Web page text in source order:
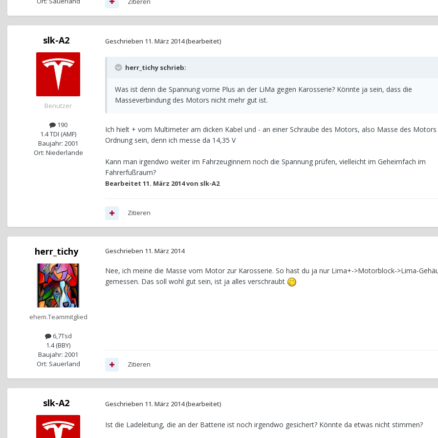
slk-A2
Benutzer
190
1.4 TDI (AMF)
Baujahr: 2001
Ort: Niederlande
Geschrieben 11. März 2014(bearbeitet)
herr_tichy schrieb:
Was ist denn die Spannung vorne Plus an der LiMa gegen Karosserie? Könnte ja sein, dass die
Masseverbindung des Motors nicht mehr gut ist.
Ich hielt + vom Multimeter am dicken Kabel und - an einer Schraube des Motors, also Masse des
Ordnung sein, denn ich messe da 14,35 V
Kann man irgendwo weiter im Fahrzeuginnern noch die Spannung prüfen, vielleicht im Geheimfach im
Fahrerfußraum?
Bearbeitet 11. März 2014von slk-A2
Zitieren
herr_tichy
ehem.Teammitglied
6,7Tsd
1.4 (BBY)
Baujahr: 2001
Ort: Sauerland
Geschrieben 11. März 2014
Nee, ich meine die Masse vom Motor zur Karosserie. So hast du ja nur Lima+->Motorblock->Lima-
gemessen. Das soll wohl gut sein, ist ja alles verschraubt
Zitieren
slk-A2 Geschrieben 11. März 2014(bearbeitet)
Ist die Ladeleitung, die an der Batterie ist noch irgendwo gesichert? Könnte da etwas nicht stimmen?